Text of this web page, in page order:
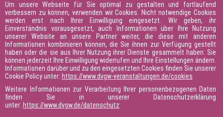
Studium
Lehrgang
Seminar / Kurs
Um unsere Webseite für Sie optimal zu gestalten und fortlaufend
verbessern zu können, verwenden wir Cookies. Nicht notwendige Cookies
werden erst nach Ihrer Einwilligung eingesetzt. Wir geben, ihr
Einverständnis vorausgesetzt, auch Informationen über Ihre Nutzung
unserer Website an unsere Partner weiter, die diese mit anderen
Informationen kombinieren können, die Sie ihnen zur Verfügung gestellt
haben oder die sie aus Ihrer Nutzung ihrer Dienste gesammelt haben. Sie
können jederzeit Ihre Einwilligung widerrufen und Ihre Einstellungen ändern.
Informationen darüber und zu den eingesetzten Cookies finden Sie unserer
Cookie Policy unter: https://www.dvgw-veranstaltungen.de/cookies
Weitere Informationen zur Verarbeitung Ihrer personenbezogenen Daten
finden Sie in unserer Datenschutzerklärung
unter: https://www.dvgw.de/datenschutz